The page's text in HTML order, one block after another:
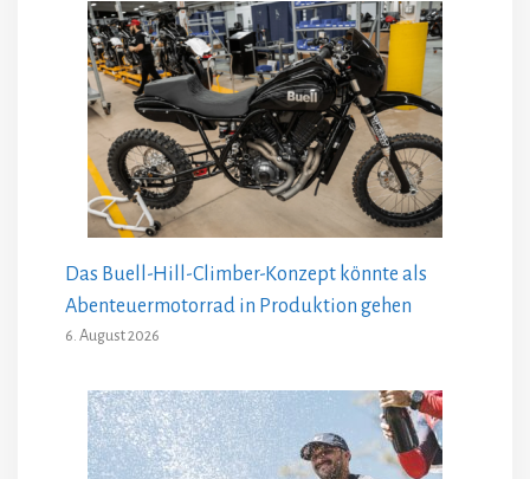
Das Buell-Hill-Climber-Konzept könnte als
Abenteuermotorrad in Produktion gehen
6. August 2026